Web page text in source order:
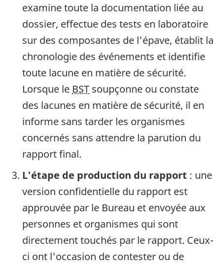
examine toute la documentation liée au
dossier, effectue des tests en laboratoire
sur des composantes de l'épave, établit la
chronologie des événements et identifie
toute lacune en matière de sécurité.
Lorsque le BST soupçonne ou constate
des lacunes en matière de sécurité, il en
informe sans tarder les organismes
concernés sans attendre la parution du
rapport final.
L'étape de production du rapport : une
version confidentielle du rapport est
approuvée par le Bureau et envoyée aux
personnes et organismes qui sont
directement touchés par le rapport. Ceux-
ci ont l'occasion de contester ou de